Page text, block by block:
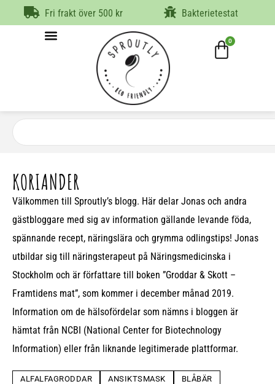
Fri frakt över 500 kr Bakterietestat
0
KORIANDER
Välkommen till Sproutly’s blogg. Här delar Jonas och andra
gästbloggare med sig av information gällande levande föda,
spännande recept, näringslära och grymma odlingstips! Jonas
utbildar sig till näringsterapeut på Näringsmedicinska i
Stockholm och är författare till boken ”Groddar & Skott –
Framtidens mat”, som kommer i december månad 2019.
Information om de hälsofördelar som nämns i bloggen är
hämtat från NCBI (National Center for Biotechnology
Information) eller från liknande legitimerade plattformar.
ALFALFAGRODDAR ANSIKTSMASK
BLÅBÄR